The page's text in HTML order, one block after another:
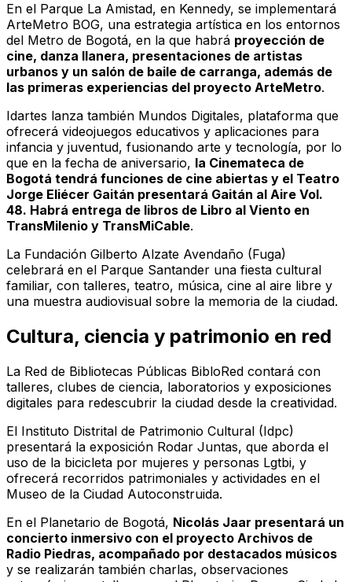
En el Parque La Amistad, en Kennedy, se implementará
ArteMetro BOG, una estrategia artística en los entornos
del Metro de Bogotá, en la que habrá proyección de
cine, danza llanera, presentaciones de artistas
urbanos y un salón de baile de carranga, además de
las primeras experiencias del proyecto ArteMetro.
Idartes lanza también Mundos Digitales, plataforma que
ofrecerá videojuegos educativos y aplicaciones para
infancia y juventud, fusionando arte y tecnología, por lo
que en la fecha de aniversario, la Cinemateca de
Bogotá tendrá funciones de cine abiertas y el Teatro
Jorge Eliécer Gaitán presentará Gaitán al Aire Vol.
48. Habrá entrega de libros de Libro al Viento en
TransMilenio y TransMiCable.
La Fundación Gilberto Alzate Avendaño (Fuga)
celebrará en el Parque Santander una fiesta cultural
familiar, con talleres, teatro, música, cine al aire libre y
una muestra audiovisual sobre la memoria de la ciudad.
Cultura, ciencia y patrimonio en red
La Red de Bibliotecas Públicas BibloRed contará con
talleres, clubes de ciencia, laboratorios y exposiciones
digitales para redescubrir la ciudad desde la creatividad.
El Instituto Distrital de Patrimonio Cultural (Idpc)
presentará la exposición Rodar Juntas, que aborda el
uso de la bicicleta por mujeres y personas Lgtbi, y
ofrecerá recorridos patrimoniales y actividades en el
Museo de la Ciudad Autoconstruida.
En el Planetario de Bogotá, Nicolás Jaar presentará un
concierto inmersivo con el proyecto Archivos de
Radio Piedras, acompañado por destacados músicos
y se realizarán también charlas, observaciones